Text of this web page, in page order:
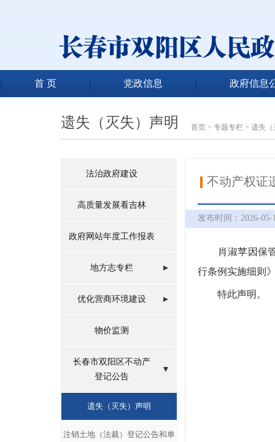
首 页 党政信息 政府信息
遗失（灭失）声明 首页 > 专题专栏 > 遗失（
法治政府建设
高质量发展看吉林
政府网站年度工作报表
地方志专栏
优化营商环境建设
物价监测
长春市双阳区不动产
登记公告
遗失（灭失）声明
注销土地（法裁）登记公告和单
不动产权证
发布时间：2026-
肖淑苹因保管
行条例实施细则
特此声明。